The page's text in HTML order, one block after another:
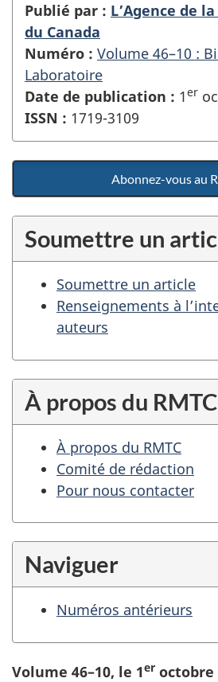
Publié par : L’Agence de
du Canada
Numéro : Volume 46–10 :
Laboratoire
Date de publication : 1er
ISSN : 1719-3109
Abonnez-vous au
Soumettre un
Soumettre un article
Renseignements à
auteurs
À propos du RMTC
À propos du RMTC
Comité de rédaction
Pour nous contacter
Naviguer
Numéros antérieurs
Volume 46–10, le 1er octobre